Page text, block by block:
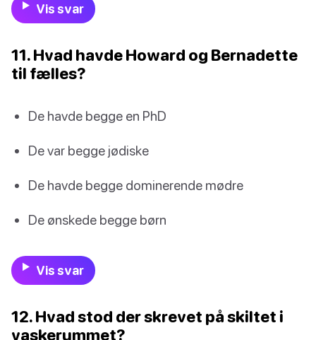
Vis svar
11. Hvad havde Howard og Bernadette
til fælles?
De havde begge en PhD
De var begge jødiske
De havde begge dominerende mødre
De ønskede begge børn
Vis svar
12. Hvad stod der skrevet på skiltet i
vaskerummet?